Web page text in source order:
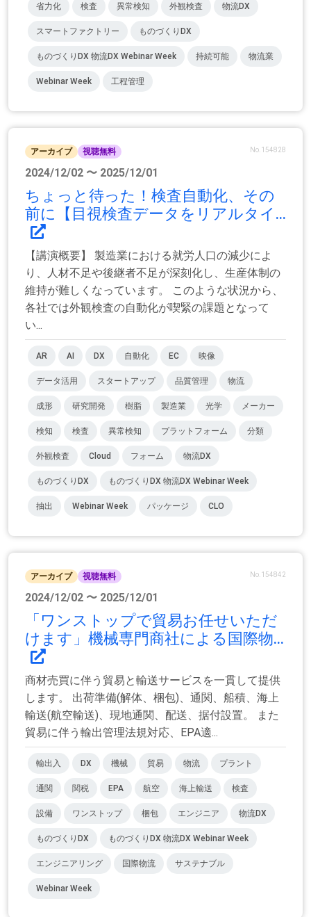
省力化 検査 異常検知 外観検査 物流DX
スマートファクトリー ものづくりDX
ものづくりDX 物流DX Webinar Week 持続可能 物流業
Webinar Week 工程管理
アーカイブ 視聴無料 No.154828
2024/12/02 〜 2025/12/01
ちょっと待った！検査自動化、その
前に【目視検査データをリアルタイ...
【講演概要】 製造業における就労人口の減少によ
り、人材不足や後継者不足が深刻化し、生産体制の
維持が難しくなっています。 このような状況から、
各社では外観検査の自動化が喫緊の課題となって
い...
AR AI DX 自動化 EC 映像
データ活用 スタートアップ 品質管理 物流
成形 研究開発 樹脂 製造業 光学 メーカー
検知 検査 異常検知 プラットフォーム 分類
外観検査 Cloud フォーム 物流DX
ものづくりDX ものづくりDX 物流DX Webinar Week
抽出 Webinar Week パッケージ CLO
アーカイブ 視聴無料 No.154842
2024/12/02 〜 2025/12/01
「ワンストップで貿易お任せいただ
けます」機械専門商社による国際物...
商材売買に伴う貿易と輸送サービスを一貫して提供
します。 出荷準備(解体、梱包)、通関、船積、海上
輸送(航空輸送)、現地通関、配送、据付設置。 また
貿易に伴う輸出管理法規対応、EPA適...
輸出入 DX 機械 貿易 物流 プラント
通関 関税 EPA 航空 海上輸送 検査
設備 ワンストップ 梱包 エンジニア 物流DX
ものづくりDX ものづくりDX 物流DX Webinar Week
エンジニアリング 国際物流 サステナブル
Webinar Week